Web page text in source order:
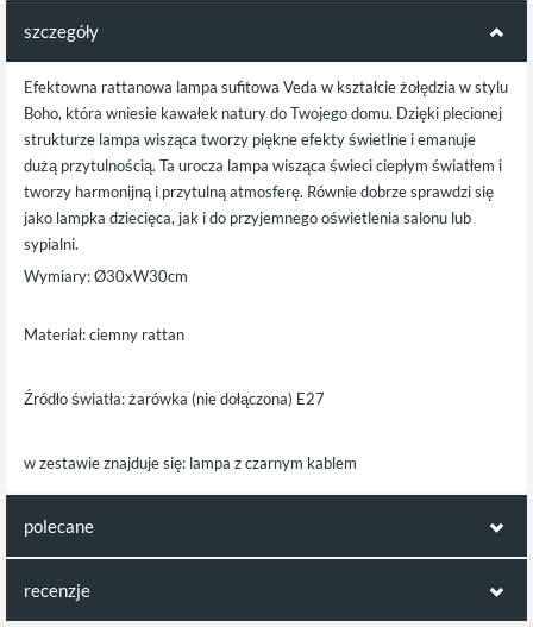
szczegóły
Efektowna rattanowa lampa sufitowa Veda w kształcie żołędzia w stylu
Boho, która wniesie kawałek natury do Twojego domu. Dzięki plecionej
strukturze lampa wisząca tworzy piękne efekty świetlne i emanuje
dużą przytulnością. Ta urocza lampa wisząca świeci ciepłym światłem i
tworzy harmonijną i przytulną atmosferę. Równie dobrze sprawdzi się
jako lampka dziecięca, jak i do przyjemnego oświetlenia salonu lub
sypialni.
Wymiary: Ø30xW30cm
Materiał: ciemny rattan
Źródło światła: żarówka (nie dołączona) E27
w zestawie znajduje się: lampa z czarnym kablem
polecane
polecamy również poniższe produkty:
recenzje